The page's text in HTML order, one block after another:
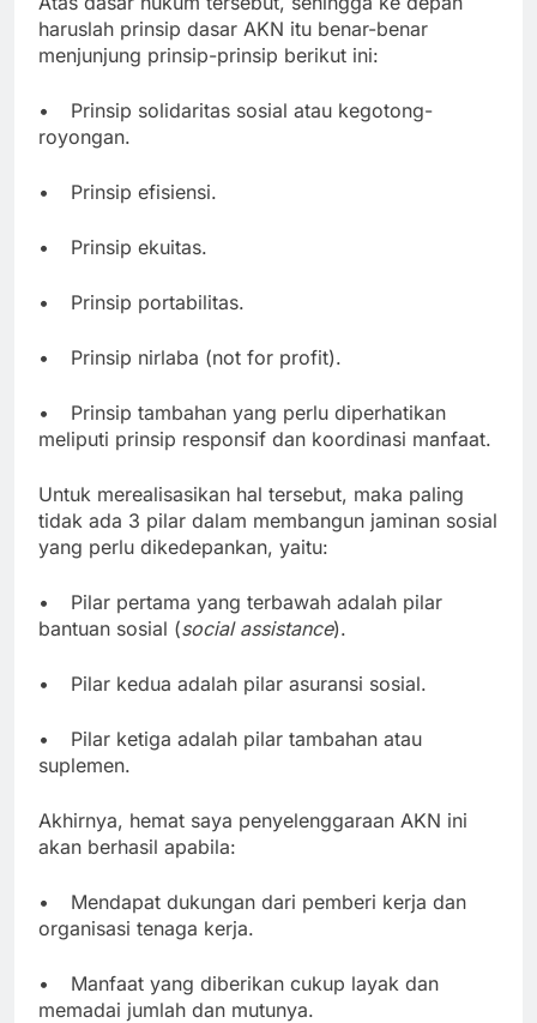
haruslah prinsip dasar AKN itu benar-benar
menjunjung prinsip-prinsip berikut ini:
•
Prinsip solidaritas sosial atau kegotong-
royongan.
• Prinsip efisiensi.
• Prinsip ekuitas.
• Prinsip portabilitas.
• Prinsip nirlaba (not for profit).
•
Prinsip tambahan yang perlu diperhatikan
meliputi prinsip responsif dan koordinasi manfaat.
Untuk merealisasikan hal tersebut, maka paling
tidak ada 3 pilar dalam membangun jaminan sosial
yang perlu dikedepankan, yaitu:
•
Pilar pertama yang terbawah adalah pilar
bantuan sosial (social assistance).
• Pilar kedua adalah pilar asuransi sosial.
•
Pilar ketiga adalah pilar tambahan atau
suplemen.
Akhirnya, hemat saya penyelenggaraan AKN ini
akan berhasil apabila:
•
Mendapat dukungan dari pemberi kerja dan
organisasi tenaga kerja.
•
Manfaat yang diberikan cukup layak dan
memadai jumlah dan mutunya.